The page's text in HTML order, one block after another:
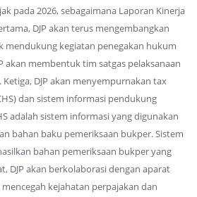
pada 2026, sebagaimana Laporan Kinerja
DJP akan terus mengembangkan
kegiatan penegakan hukum
akan membentuk tim satgas pelaksanaan
DJP akan menyempurnakan tax
dan sistem informasi pendukung
adalah sistem informasi yang digunakan
bahan baku pemeriksaan bukper. Sistem
bahan pemeriksaan bukper yang
DJP akan berkolaborasi dengan aparat
kejahatan perpajakan dan